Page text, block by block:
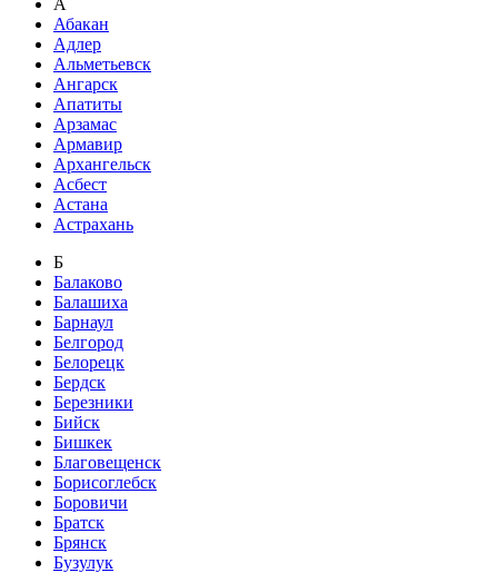
Абакан
Адлер
Альметьевск
Ангарск
Апатиты
Арзамас
Армавир
Архангельск
Асбест
Астана
Астрахань
Б
Балаково
Балашиха
Барнаул
Белгород
Белорецк
Бердск
Березники
Бийск
Бишкек
Благовещенск
Борисоглебск
Боровичи
Братск
Брянск
Бузулук